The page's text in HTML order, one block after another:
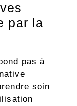
par la
pas à
soin